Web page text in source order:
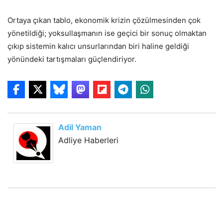
Ortaya çıkan tablo, ekonomik krizin çözülmesinden çok
yönetildiği; yoksullaşmanın ise geçici bir sonuç olmaktan
çıkıp sistemin kalıcı unsurlarından biri haline geldiği
yönündeki tartışmaları güçlendiriyor.
Adil Yaman
Adliye Haberleri